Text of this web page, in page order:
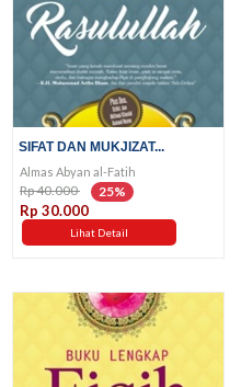
SIFAT DAN MUKJIZAT...
Almas Abyan al-Fatih
Rp 40.000 25%
Rp 30.000
Lihat Detail